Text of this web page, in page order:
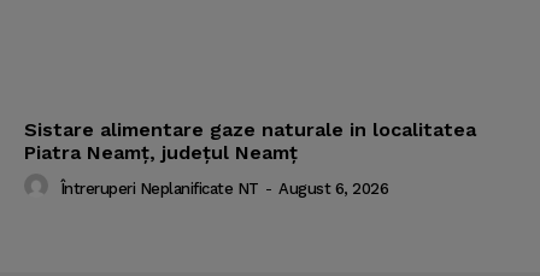
Sistare alimentare gaze naturale in localitatea
Piatra Neamț, județul Neamț
Întreruperi Neplanificate NT - August 6, 2026